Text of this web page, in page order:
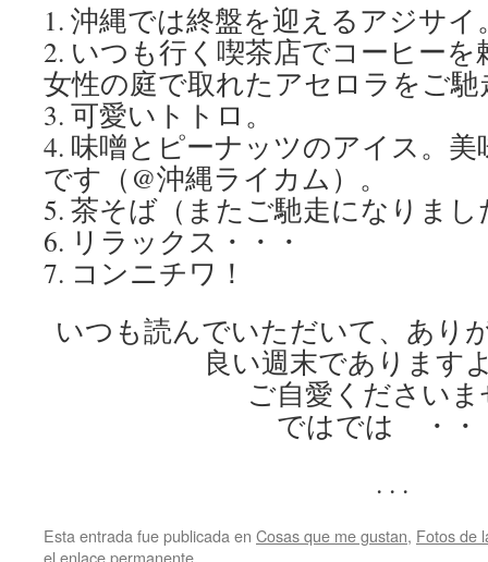
1. 沖縄では終盤を迎えるアジサイ
2. いつも行く喫茶店でコーヒー
女性の庭で取れたアセロラをご
3. 可愛いトトロ。
4. 味噌とピーナッツのアイス。
です（@沖縄ライカム）。
5. 茶そば（またご馳走になりまし
6. リラックス・・・
7. コンニチワ！
いつも読んでいただいて、あり
良い週末であります
ご自愛くださいま
ではでは ・・
. . .
Esta entrada fue publicada en Cosas que me gustan, Fotos de
el enlace permanente.